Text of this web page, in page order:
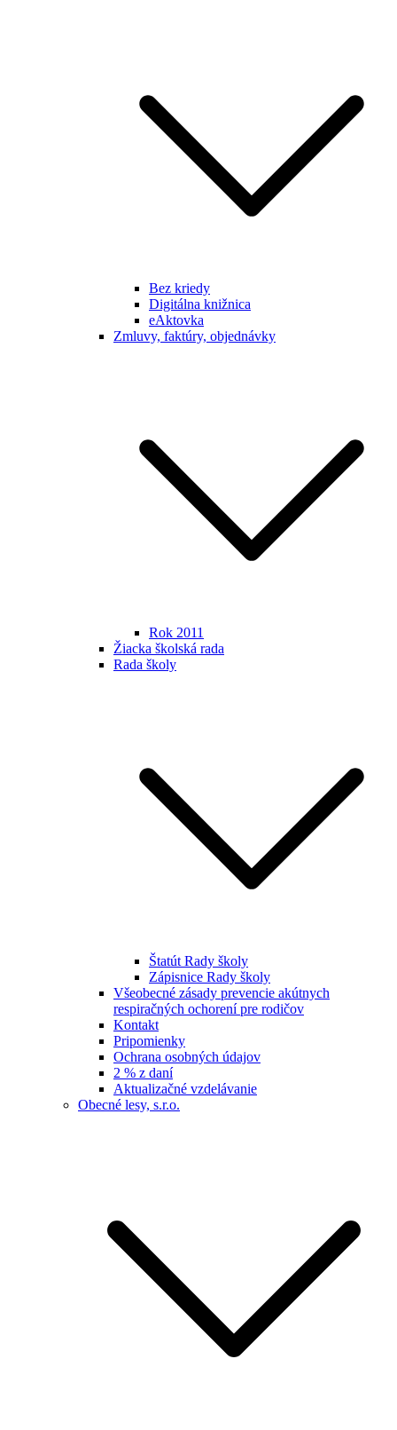
Bez kriedy
Digitálna knižnica
eAktovka
Zmluvy, faktúry, objednávky
Rok 2011
Žiacka školská rada
Rada školy
Štatút Rady školy
Zápisnice Rady školy
Všeobecné zásady prevencie akútnych
respiračných ochorení pre rodičov
Kontakt
Pripomienky
Ochrana osobných údajov
2 % z daní
Aktualizačné vzdelávanie
Obecné lesy, s.r.o.